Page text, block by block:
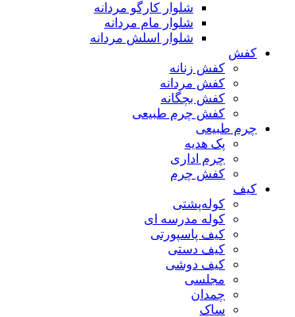
شلوار کارگو مردانه
شلوار مام مردانه
شلوار اسلش مردانه
کفش
کفش زنانه
کفش مردانه
کفش بچگانه
کفش چرم طبیعی
چرم طبیعی
پک هدیه
چرم اداری
کفش چرم
کیف
کوله‌پشتی
کوله مدرسه ای
کیف پاسپورتی
کیف دستی
کیف دوشی
مجلسی
چمدان
ساک